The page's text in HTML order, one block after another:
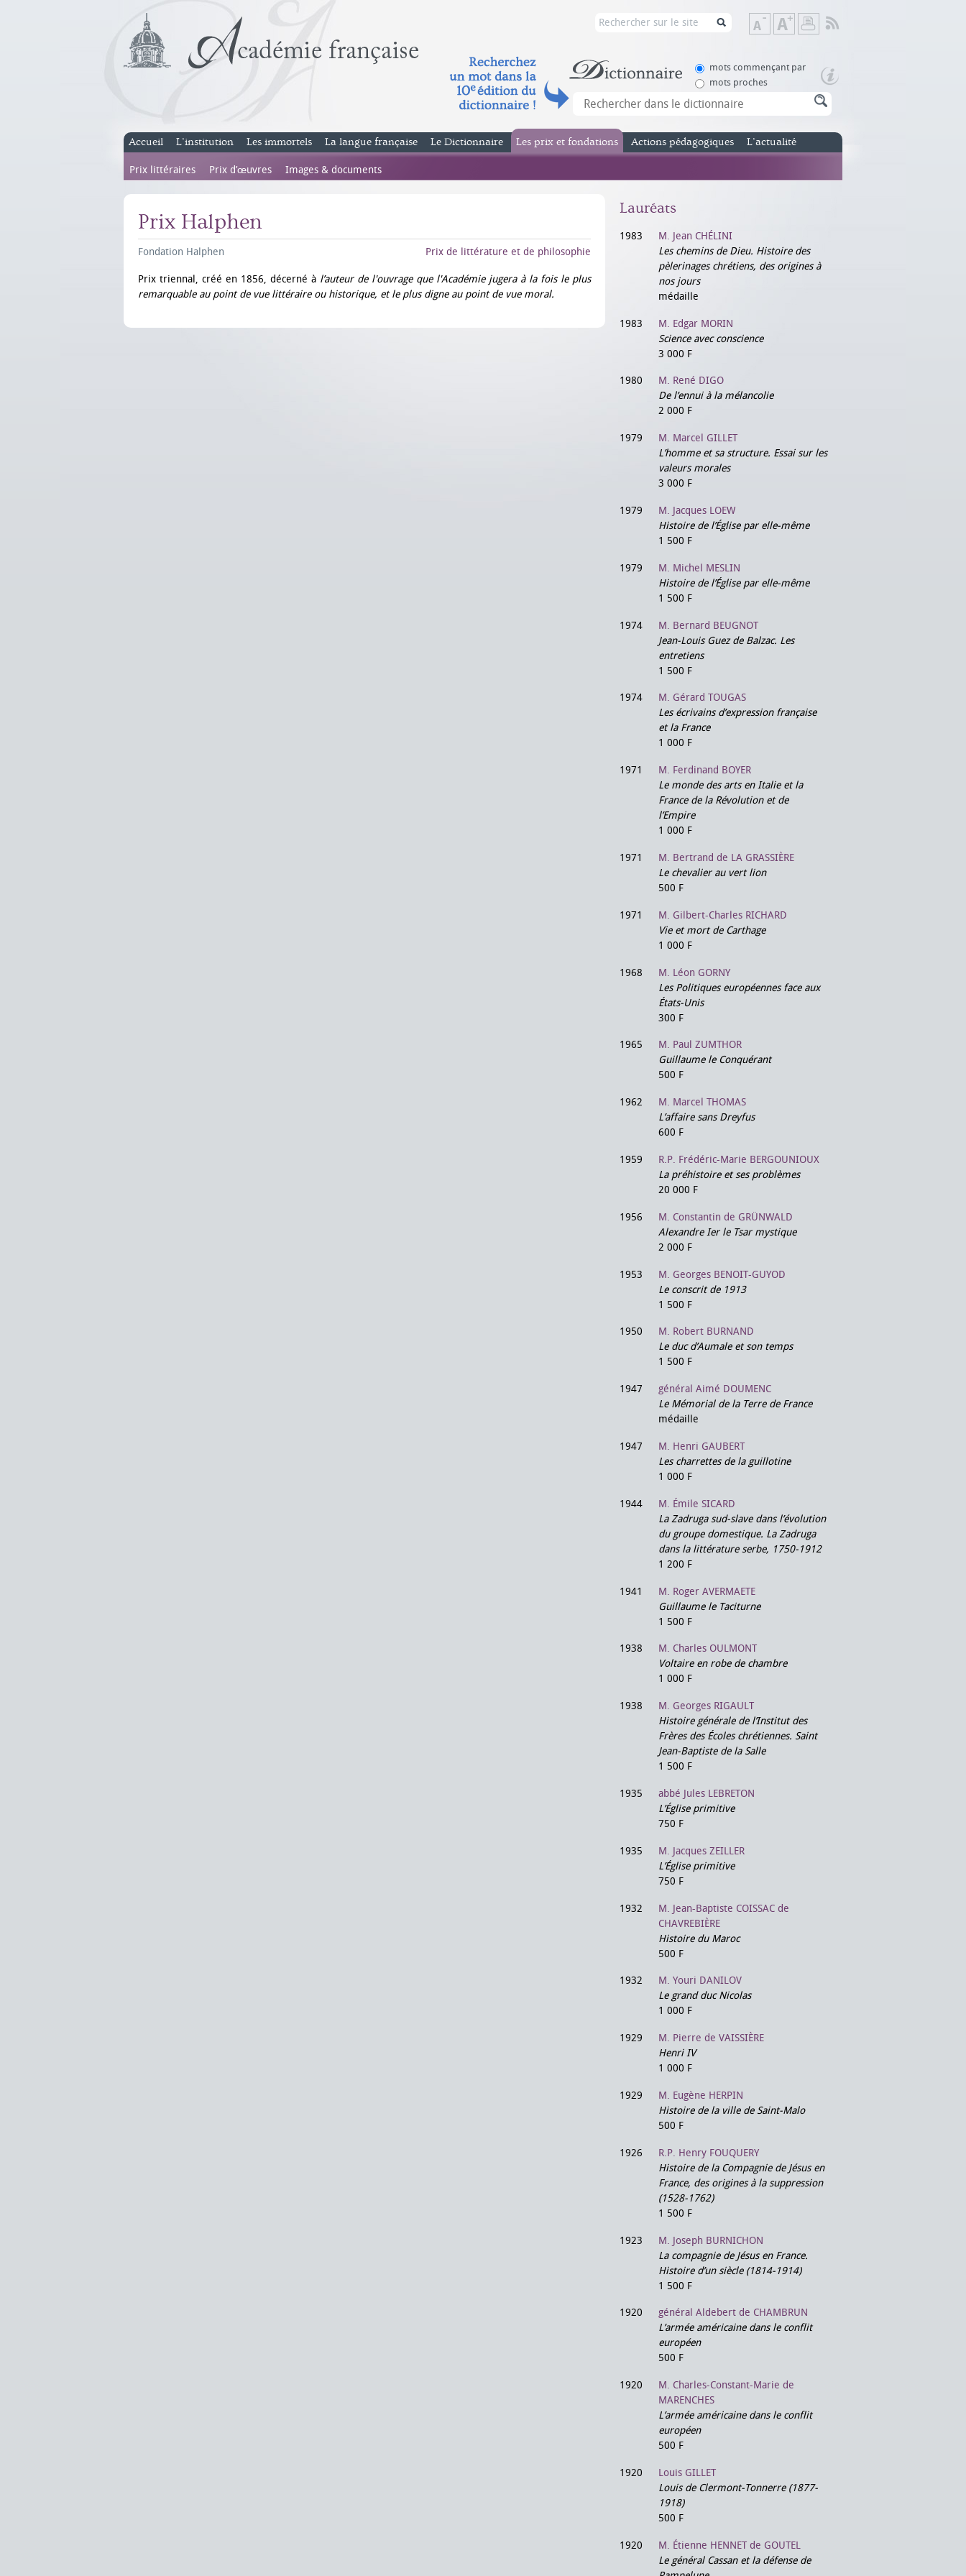
Diminuer
la
de
Augmenter
la
de
mots commençant par
mots proches
Accueil L’institution Les immortels La langue française Le Dictionnaire Les prix et fondations
Prix littéraires Prix d’œuvres Images & documents
Actions pédagogiques L’actualité
Prix Halphen
Fondation Halphen Prix de littérature et de philosophie
Prix triennal, créé en 1856, décerné à l’auteur de l'ouvrage que l'Académie jugera à la fois le plus
remarquable au point de vue littéraire ou historique, et le plus digne au point de vue moral.
Lauréats
1983
M. Jean CHÉLINI
Les chemins de Dieu. Histoire des
pèlerinages chrétiens, des origines à
nos jours
médaille
1983
M. Edgar MORIN
Science avec conscience
3 000 F
1980
M. René DIGO
De l’ennui à la mélancolie
2 000 F
1979
M. Marcel GILLET
L’homme et sa structure. Essai sur les
valeurs morales
3 000 F
1979
M. Jacques LOEW
Histoire de l’Église par elle-même
1 500 F
1979
M. Michel MESLIN
Histoire de l’Église par elle-même
1 500 F
1974
M. Bernard BEUGNOT
Jean-Louis Guez de Balzac. Les
entretiens
1 500 F
1974
M. Gérard TOUGAS
Les écrivains d’expression française
et la France
1 000 F
1971
M. Ferdinand BOYER
Le monde des arts en Italie et la
France de la Révolution et de
l’Empire
1 000 F
1971
M. Bertrand de LA GRASSIÈRE
Le chevalier au vert lion
500 F
1971
M. Gilbert-Charles RICHARD
Vie et mort de Carthage
1 000 F
1968
M. Léon GORNY
Les Politiques européennes face aux
États-Unis
300 F
1965
M. Paul ZUMTHOR
Guillaume le Conquérant
500 F
1962
M. Marcel THOMAS
L’affaire sans Dreyfus
600 F
1959
R.P. Frédéric-Marie BERGOUNIOUX
La préhistoire et ses problèmes
20 000 F
1956
M. Constantin de GRÜNWALD
Alexandre Ier le Tsar mystique
2 000 F
1953
M. Georges BENOIT-GUYOD
Le conscrit de 1913
1 500 F
1950
M. Robert BURNAND
Le duc d’Aumale et son temps
1 500 F
1947
général Aimé DOUMENC
Le Mémorial de la Terre de France
médaille
1947
M. Henri GAUBERT
Les charrettes de la guillotine
1 000 F
1944
M. Émile SICARD
La Zadruga sud-slave dans l’évolution
du groupe domestique. La Zadruga
dans la littérature serbe, 1750-1912
1 200 F
1941
M. Roger AVERMAETE
Guillaume le Taciturne
1 500 F
1938
M. Charles OULMONT
Voltaire en robe de chambre
1 000 F
1938
M. Georges RIGAULT
Histoire générale de l’Institut des
Frères des Écoles chrétiennes. Saint
Jean-Baptiste de la Salle
1 500 F
1935
abbé Jules LEBRETON
L’Église primitive
750 F
1935
M. Jacques ZEILLER
L’Église primitive
750 F
1932
M. Jean-Baptiste COISSAC de
CHAVREBIÈRE
Histoire du Maroc
500 F
1932
M. Youri DANILOV
Le grand duc Nicolas
1 000 F
1929
M. Pierre de VAISSIÈRE
Henri IV
1 000 F
1929
M. Eugène HERPIN
Histoire de la ville de Saint-Malo
500 F
1926
R.P. Henry FOUQUERY
Histoire de la Compagnie de Jésus en
France, des origines à la suppression
(1528-1762)
1 500 F
1923
M. Joseph BURNICHON
La compagnie de Jésus en France.
Histoire d’un siècle (1814-1914)
1 500 F
1920
général Aldebert de CHAMBRUN
L’armée américaine dans le conflit
européen
500 F
1920
M. Charles-Constant-Marie de
MARENCHES
L’armée américaine dans le conflit
européen
500 F
1920
Louis GILLET
Louis de Clermont-Tonnerre (1877-
1918)
500 F
1920
M. Étienne HENNET de GOUTEL
Le général Cassan et la défense de